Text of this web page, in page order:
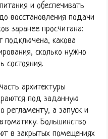
и обеспечивать
восстановления подачи
заранее просчитана:
подключена, какова
сколько нужно
состояния.
архитектуры
под заданную
регламенту, а запуск и
Большинство
в закрытых помещениях